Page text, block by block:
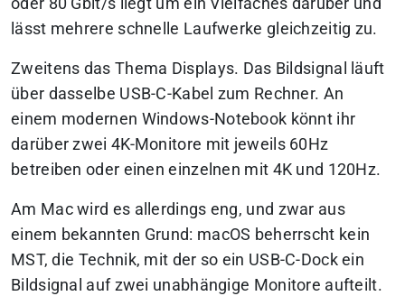
oder 80 Gbit/s liegt um ein Vielfaches darüber und
lässt mehrere schnelle Laufwerke gleichzeitig zu.
Zweitens das Thema Displays. Das Bildsignal läuft
über dasselbe USB-C-Kabel zum Rechner. An
einem modernen Windows-Notebook könnt ihr
darüber zwei 4K-Monitore mit jeweils 60Hz
betreiben oder einen einzelnen mit 4K und 120Hz.
Am Mac wird es allerdings eng, und zwar aus
einem bekannten Grund: macOS beherrscht kein
MST, die Technik, mit der so ein USB-C-Dock ein
Bildsignal auf zwei unabhängige Monitore aufteilt.